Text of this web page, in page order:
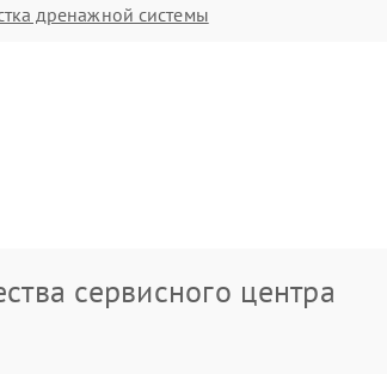
дренажной системы
сервисного центра